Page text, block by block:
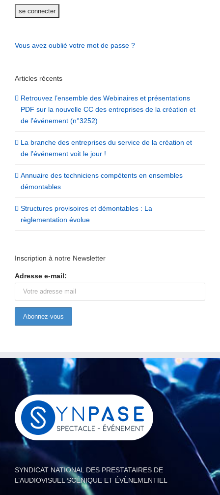
Vous avez oublié votre mot de passe ?
Articles récents
Retrouvez l’ensemble des Webinaires et présentations
PDF sur la nouvelle CC des entreprises de la création et
de l’événement (n°3252)
La branche des entreprises du service de la création et
de l’événement voit le jour !
Annuaire des techniciens compétents en ensembles
démontables
Structures provisoires et démontables : La
règlementation évolue
Inscription à notre Newsletter
Adresse e-mail:
SYNDICAT NATIONAL DES PRESTATAIRES DE
L’AUDIOVISUEL SCÉNIQUE ET ÉVÈNEMENTIEL